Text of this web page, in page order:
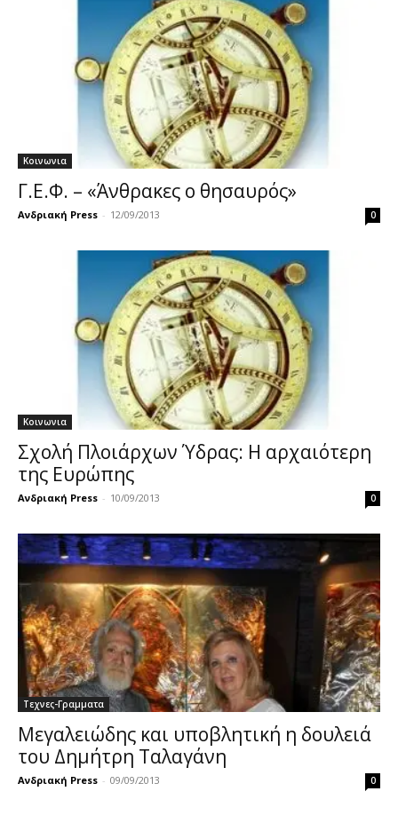
Κοινωνια
Γ.Ε.Φ. – «Άνθρακες ο θησαυρός»
Ανδριακή Press - 12/09/2013 0
Κοινωνια
Σχολή Πλοιάρχων Ύδρας: Η αρχαιότερη
της Ευρώπης
Ανδριακή Press - 10/09/2013 0
Τεχνες-Γραμματα
Μεγαλειώδης και υποβλητική η δουλειά
του Δημήτρη Ταλαγάνη
Ανδριακή Press - 09/09/2013 0